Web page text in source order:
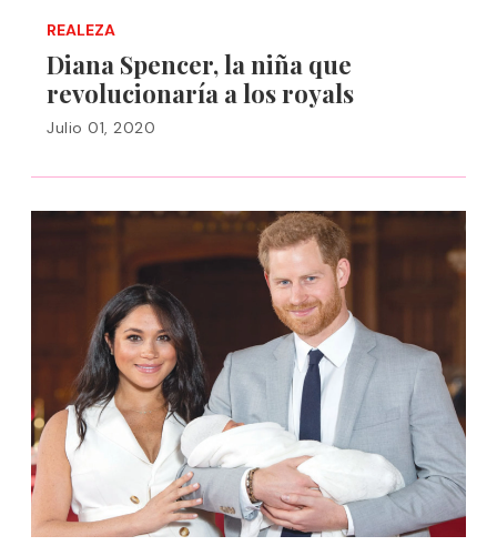
REALEZA
Diana Spencer, la niña que
revolucionaría a los royals
Julio 01, 2020